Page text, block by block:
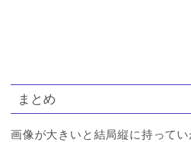
まとめ
画像が大きいと結局縦に持って